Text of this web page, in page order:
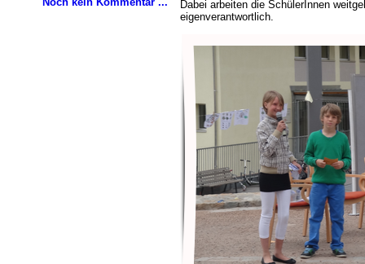
Dabei arbeiten die SchülerInnen
eigenverantwortlich.